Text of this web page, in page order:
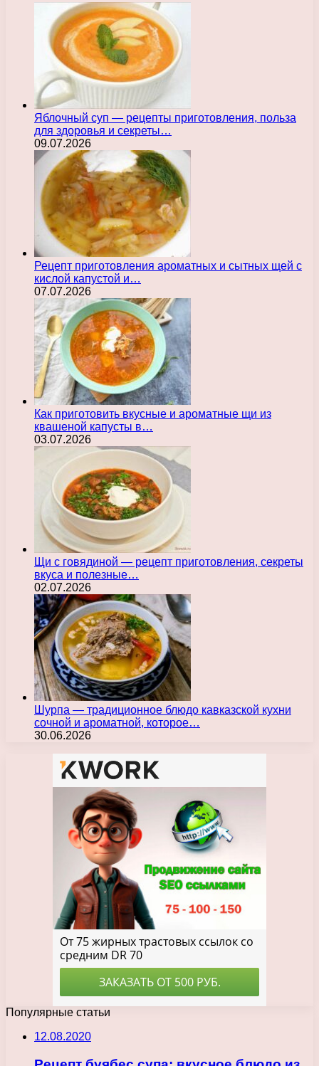
Яблочный суп — рецепты приготовления, польза
для здоровья и секреты…
09.07.2026
Рецепт приготовления ароматных и сытных щей с
кислой капустой и…
07.07.2026
Как приготовить вкусные и ароматные щи из
квашеной капусты в…
03.07.2026
Щи с говядиной — рецепт приготовления, секреты
вкуса и полезные…
02.07.2026
Шурпа — традиционное блюдо кавказской кухни
сочной и ароматной, которое…
30.06.2026
Популярные статьи
12.08.2020